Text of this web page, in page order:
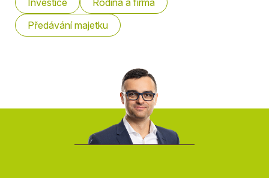
Předávání majetku